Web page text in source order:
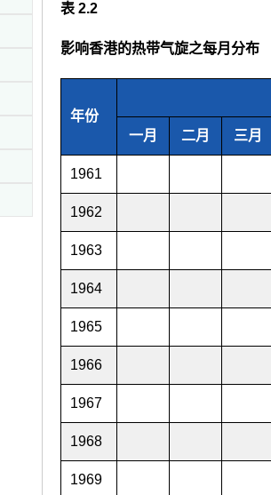
表 2.2
影响香港的热带气旋之每月分布
年份
一月
二月 三月
1961
1962
1963
1964
1965
1966
1967
1968
1969